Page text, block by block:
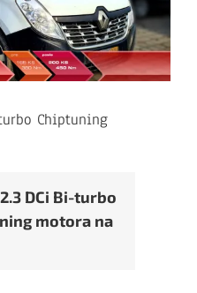
Chiptuning
DCi Bi-turbo
motora na